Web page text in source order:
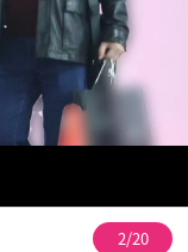
2/20